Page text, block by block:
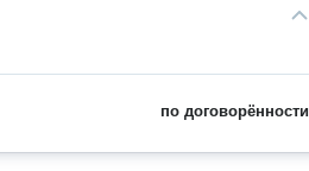
по договорённости